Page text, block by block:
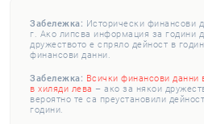
Забележка: Исторически финансови
г. Ако липсва информация за години
дружеството е спряло дейност в
финансови данни.
Забележка: Всички финансови данни
в хиляди лева – ако за някои
вероятно те са преустановили
години.